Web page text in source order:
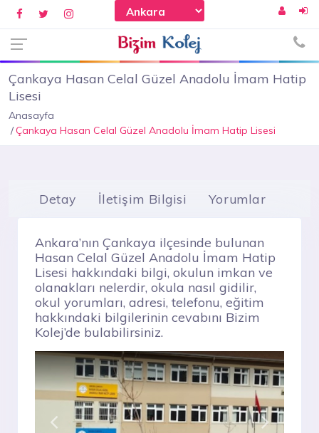
Çankaya Hasan Celal Güzel Anadolu İmam Hatip
Lisesi
Anasayfa
Çankaya Hasan Celal Güzel Anadolu İmam Hatip Lisesi
Detay İletişim Bilgisi Yorumlar
Ankara’nın Çankaya ilçesinde bulunan
Hasan Celal Güzel Anadolu İmam Hatip
Lisesi hakkındaki bilgi, okulun imkan ve
olanakları nelerdir, okula nasıl gidilir,
okul yorumları, adresi, telefonu, eğitim
hakkındaki bilgilerinin cevabını Bizim
Kolej’de bulabilirsiniz.